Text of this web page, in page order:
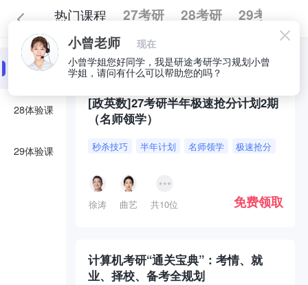
热门课程 27考研 28考研 29考研
27体验课
28体验课
29体验课
全部 必囤好课
[政英数]27考研半年极速抢分计划2期
（名师领学）
秒杀技巧 半年计划 名师领学 极速抢分
徐涛 曲艺 共10位 免费领取
计算机考研“通关宝典”：考情、就
业、择校、备考全规划
小曾老师
现在
小曾学姐您好同学，我是研途考研学习规划小曾
学姐，请问有什么可以帮助您的吗？